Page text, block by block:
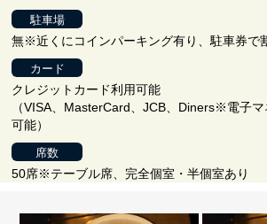
駐車場
無※近くにコインパーキング有り、駐車券で
カード
クレジットカード利用可能
（VISA、MasterCard、JCB、Diners※電子
可能）
席数
50席※テーブル席、完全個室・半個室あり